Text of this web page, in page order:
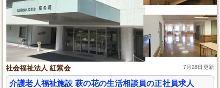
社会福祉法人 紅紫会 7月28日更新
介護老人福祉施設 萩の花の生活相談員の正社員求人